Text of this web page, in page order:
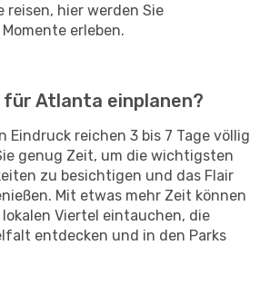
reisen, hier werden Sie
erleben.
für Atlanta einplanen?
Eindruck reichen 3 bis 7 Tage völlig
genug Zeit, um die wichtigsten
zu besichtigen und das Flair
Mit etwas mehr Zeit können
Viertel eintauchen, die
entdecken und in den Parks